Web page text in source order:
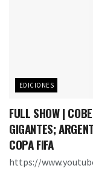
EDICIONES
FULL SHOW |
GIGANTES;
COPA FIFA
https://